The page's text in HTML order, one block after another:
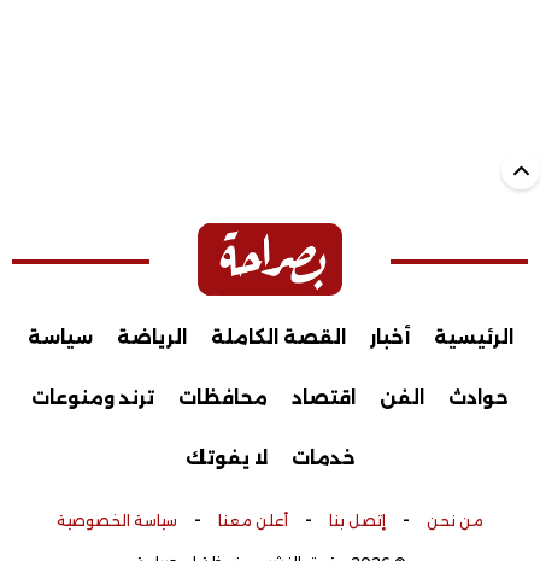
الرئيسية أخبار القصة الكاملة الرياضة سياسة
حوادث الفن اقتصاد محافظات ترند ومنوعات
خدمات لا يفوتك
من نحن - إتصل بنا - أعلن معنا - سياسة الخصوصية